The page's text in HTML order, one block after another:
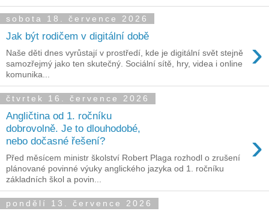
sobota 18. července 2026
Jak být rodičem v digitální době ›
Naše děti dnes vyrůstají v prostředí, kde je digitální svět stejně
samozřejmý jako ten skutečný. Sociální sítě, hry, videa i online
komunika...
čtvrtek 16. července 2026
Angličtina od 1. ročníku
dobrovolně. Je to dlouhodobé,
nebo dočasné řešení?
›
Před měsícem ministr školství Robert Plaga rozhodl o zrušení
plánované povinné výuky anglického jazyka od 1. ročníku
základních škol a povin...
pondělí 13. července 2026